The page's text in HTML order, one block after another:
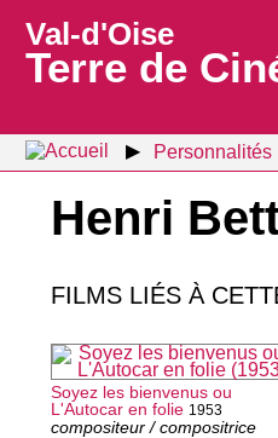
Val-d'Oise
Terre de
Personnalités
Henri
FILMS LIÉS À
Soyez les bienvenus ou
L'Autocar en folie 1953
compositeur / compositrice